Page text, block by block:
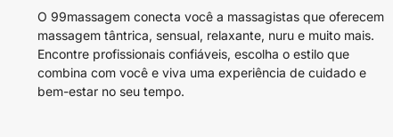
O 99massagem conecta você a massagistas que oferecem
massagem tântrica, sensual, relaxante, nuru e muito mais.
Encontre profissionais confiáveis, escolha o estilo que
combina com você e viva uma experiência de cuidado e
bem-estar no seu tempo.